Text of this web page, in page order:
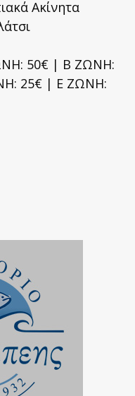
Ακίνητα
50€ | Β ΖΩΝΗ:
25€ | Ε ΖΩΝΗ: